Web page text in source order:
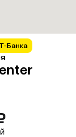
Банка